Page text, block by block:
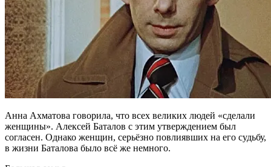
Анна Ахматова говорила, что всех великих людей «сделали
женщины». Алексей Баталов с этим утверждением был
согласен. Однако женщин, серьёзно повлиявших на его судьбу,
в жизни Баталова было всё же немного.